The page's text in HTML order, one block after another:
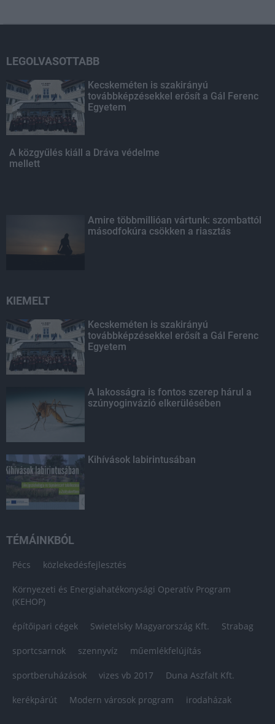
LEGOLVASOTTABB
Kecskeméten is szakirányú
továbbképzésekkel erősít a Gál Ferenc
Egyetem
A közgyűlés kiáll a Dráva védelme
mellett
Amire többmillióan vártunk: szombattól
másodfokúra csökken a riasztás
KIEMELT
Kecskeméten is szakirányú
továbbképzésekkel erősít a Gál Ferenc
Egyetem
A lakosságra is fontos szerep hárul a
szúnyoginvázió elkerülésében
Kihívások labirintusában
TÉMÁINKBÓL
Pécs közlekedésfejlesztés
Környezeti és Energiahatékonysági Operatív Program
(KEHOP)
építőipari cégek Swietelsky Magyarország Kft. Strabag
sportcsarnok szennyvíz műemlékfelújítás
sportberuházások vizes vb 2017 Duna Aszfalt Kft.
kerékpárút Modern városok program irodaházak